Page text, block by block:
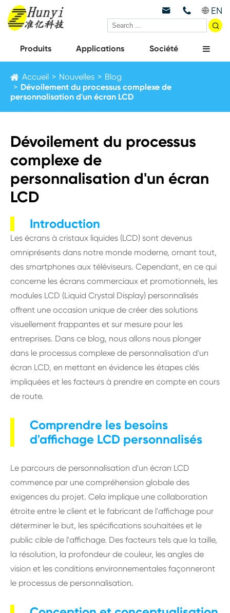
  EN

Produits Applications Société
Accueil Nouvelles
Blog
Dévoilement du processus complexe de
personnalisation d'un écran LCD
Dévoilement du processus
complexe de
personnalisation d'un écran
LCD
Introduction
Les écrans à cristaux liquides (LCD) sont devenus
omniprésents dans notre monde moderne, ornant tout,
des smartphones aux téléviseurs. Cependant, en ce qui
concerne les écrans commerciaux et promotionnels, les
modules LCD (Liquid Crystal Display) personnalisés
offrent une occasion unique de créer des solutions
visuellement frappantes et sur mesure pour les
entreprises. Dans ce blog, nous allons nous plonger
dans le processus complexe de personnalisation d'un
écran LCD, en mettant en évidence les étapes clés
impliquées et les facteurs à prendre en compte en cours
de route.
Comprendre les besoins
d'affichage LCD personnalisés
Le parcours de personnalisation d'un écran LCD
commence par une compréhension globale des
exigences du projet. Cela implique une collaboration
étroite entre le client et le fabricant de l'affichage pour
déterminer le but, les spécifications souhaitées et le
public cible de l'affichage. Des facteurs tels que la taille,
la résolution, la profondeur de couleur, les angles de
vision et les conditions environnementales façonneront
le processus de personnalisation.